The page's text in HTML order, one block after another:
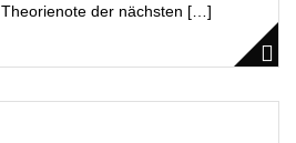
der nächsten […]